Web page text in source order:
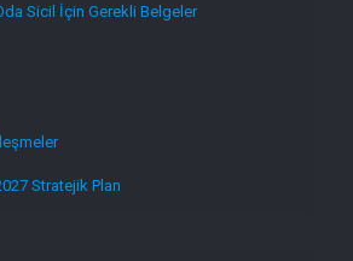
Sicil İçin Gerekli Belgeler
Stratejik Plan